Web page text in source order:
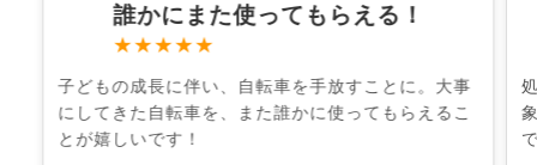
誰かにまた使ってもらえる！
★★★★★
子どもの成長に伴い、自転車を手放すことに。大事
にしてきた自転車を、また誰かに使ってもらえるこ
とが嬉しいです！